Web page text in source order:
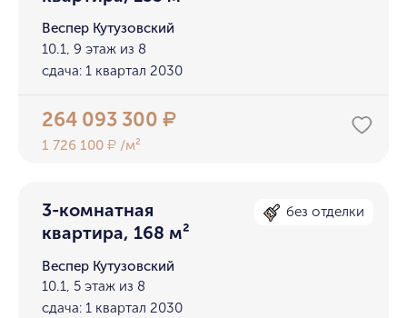
Веспер Кутузовский
10.1, 9 этаж из 8
сдача: 1 квартал 2030
264 093 300₽
1 726 100₽ /м²
3-комнатная
квартира, 168 м²
без отделки
Веспер Кутузовский
10.1, 5 этаж из 8
сдача: 1 квартал 2030